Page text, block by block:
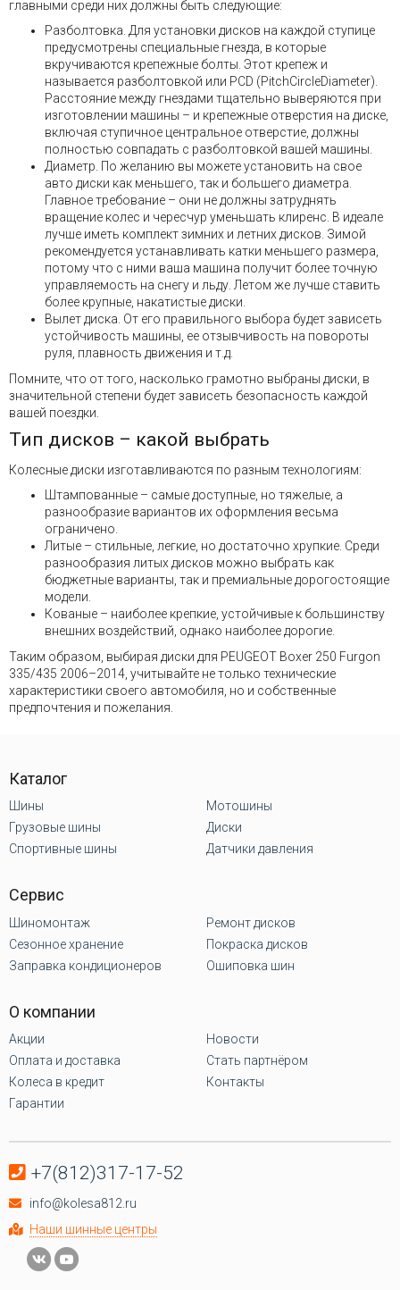
главными среди них должны быть следующие:
Разболтовка. Для установки дисков на каждой ступице
предусмотрены специальные гнезда, в которые
вкручиваются крепежные болты. Этот крепеж и
называется разболтовкой или PCD (PitchCircleDiameter).
Расстояние между гнездами тщательно выверяются при
изготовлении машины – и крепежные отверстия на диске,
включая ступичное центральное отверстие, должны
полностью совпадать с разболтовкой вашей машины.
Диаметр. По желанию вы можете установить на свое
авто диски как меньшего, так и большего диаметра.
Главное требование – они не должны затруднять
вращение колес и чересчур уменьшать клиренс. В идеале
лучше иметь комплект зимних и летних дисков. Зимой
рекомендуется устанавливать катки меньшего размера,
потому что с ними ваша машина получит более точную
управляемость на снегу и льду. Летом же лучше ставить
более крупные, накатистые диски.
Вылет диска. От его правильного выбора будет зависеть
устойчивость машины, ее отзывчивость на повороты
руля, плавность движения и т.д.
Помните, что от того, насколько грамотно выбраны диски, в
значительной степени будет зависеть безопасность каждой
вашей поездки.
Тип дисков – какой выбрать
Колесные диски изготавливаются по разным технологиям:
Штампованные – самые доступные, но тяжелые, а
разнообразие вариантов их оформления весьма
ограничено.
Литые – стильные, легкие, но достаточно хрупкие. Среди
разнообразия литых дисков можно выбрать как
бюджетные варианты, так и премиальные дорогостоящие
модели.
Кованые – наиболее крепкие, устойчивые к большинству
внешних воздействий, однако наиболее дорогие.
Таким образом, выбирая диски для PEUGEOT Boxer 250 Furgon
335/435 2006–2014, учитывайте не только технические
характеристики своего автомобиля, но и собственные
предпочтения и пожелания.
Каталог
Шины
Грузовые шины
Спортивные шины
Мотошины
Диски
Датчики давления
Сервис
Шиномонтаж
Сезонное хранение
Заправка кондиционеров
Ремонт дисков
Покраска дисков
Ошиповка шин
О компании
Акции
Оплата и доставка
Колеса в кредит
Гарантии
Новости
Стать партнёром
Контакты
+7(812)317-17-52
info@kolesa812.ru
Наши шинные центры